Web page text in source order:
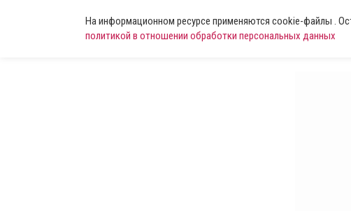
На информационном ресурсе применяются cookie-файлы .
политикой в отношении обработки персональных данных